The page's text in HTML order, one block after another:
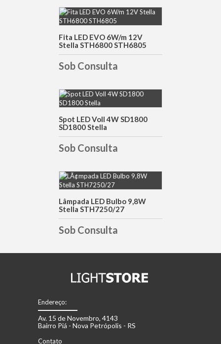
DETALHES
Fita LED EVO 6W/m 12V
Stella STH6800 STH6805
Sob Consulta
DETALHES
Spot LED Voll 4W SD1800
SD1800 Stella
Sob Consulta
DETALHES
Lâmpada LED Bulbo 9,8W
Stella STH7250/27
Sob Consulta
Endereço:
Av. 15 de Novembro, 4143
Bairro Piá - Nova Petrópolis - RS
Contato